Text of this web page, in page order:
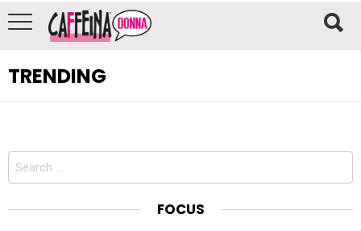
TRENDING
Search
FOCUS